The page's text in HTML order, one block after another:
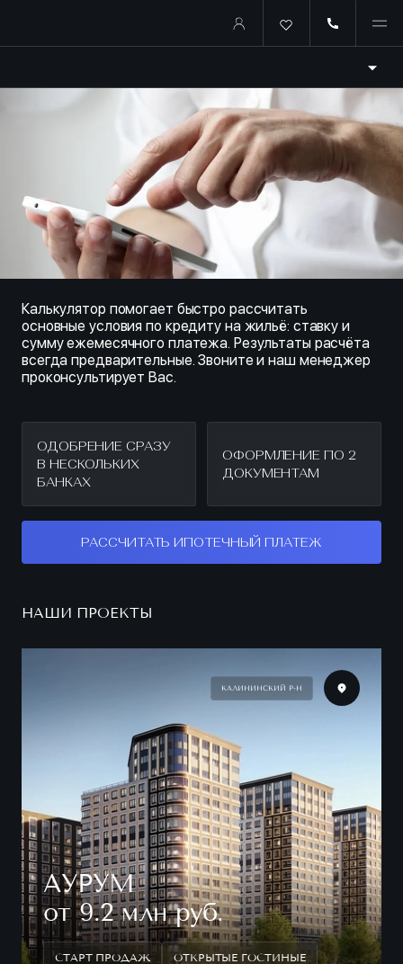
Купить квартиру в ипотеку
Калькулятор помогает быстро рассчитать
основные условия по кредиту на жильё: ставку и
сумму ежемесячного платежа. Результаты расчёта
всегда предварительные. Звоните и наш менеджер
проконсультирует Вас.
ОДОБРЕНИЕ СРАЗУ
В НЕСКОЛЬКИХ
БАНКАХ
ОФОРМЛЕНИЕ ПО 2
ДОКУМЕНТАМ
РАССЧИТАТЬ ИПОТЕЧНЫЙ ПЛАТЕЖ
НАШИ ПРОЕКТЫ
КАЛИНИНСКИЙ Р-Н
АУРУМ
от 9.2 млн руб.
СТАРТ ПРОДАЖ ОТКРЫТЫЕ ГОСТИНЫЕ